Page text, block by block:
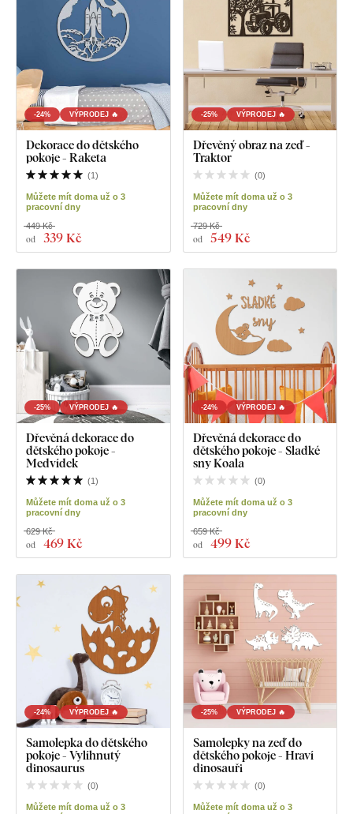
-24% VÝPRODEJ 🔥
Dekorace do dětského
pokoje - Raketa
(1)
Můžete mít doma už o 3
pracovní dny
od 339 Kč
449 Kč
-25% VÝPRODEJ 🔥
Dřevěný obraz na zeď -
Traktor
(0)
Můžete mít doma už o 3
pracovní dny
od 549 Kč
729 Kč
-25% VÝPRODEJ 🔥
Dřevěná dekorace do
dětského pokoje -
Medvídek
(1)
Můžete mít doma už o 3
pracovní dny
od 469 Kč
629 Kč
-24% VÝPRODEJ 🔥
Dřevěná dekorace do
dětského pokoje - Sladké
sny Koala
(0)
Můžete mít doma už o 3
pracovní dny
od 499 Kč
659 Kč
-24% VÝPRODEJ 🔥
Samolepka do dětského
pokoje - Vylíhnutý
dinosaurus
(0)
Můžete mít doma už o 3
-25% VÝPRODEJ 🔥
Samolepky na zeď do
dětského pokoje - Hraví
dinosauři
(0)
Můžete mít doma už o 3